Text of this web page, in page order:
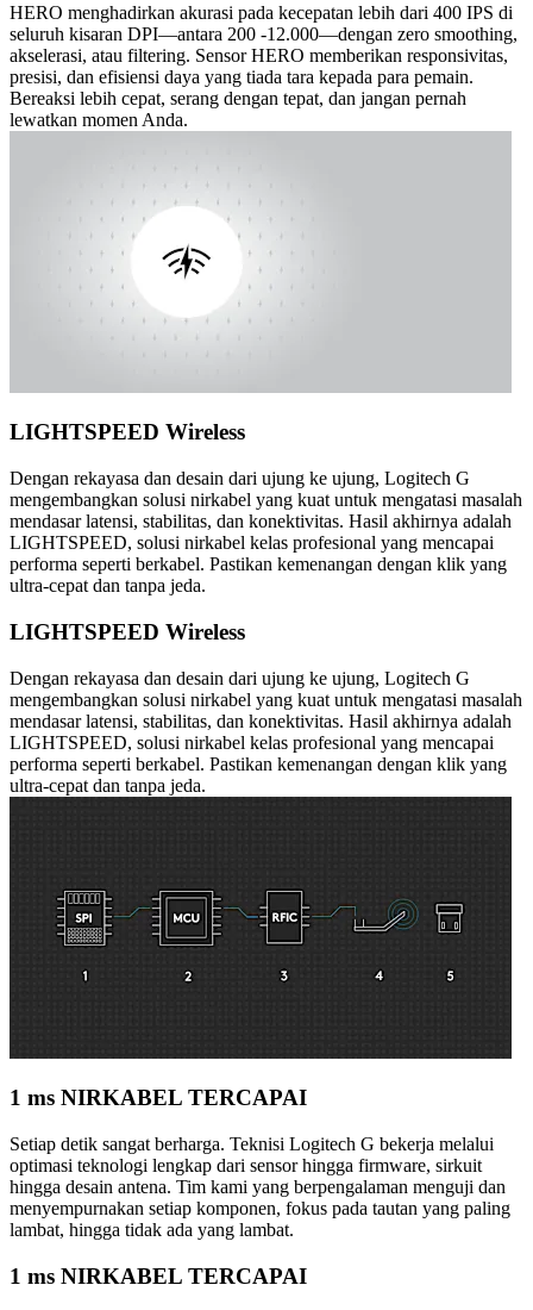
HERO menghadirkan akurasi pada kecepatan lebih dari 400 IPS di
seluruh kisaran DPI—antara 200 -12.000—dengan zero smoothing,
akselerasi, atau filtering. Sensor HERO memberikan responsivitas,
presisi, dan efisiensi daya yang tiada tara kepada para pemain.
Bereaksi lebih cepat, serang dengan tepat, dan jangan pernah
lewatkan momen Anda.
LIGHTSPEED Wireless
Dengan rekayasa dan desain dari ujung ke ujung, Logitech G
mengembangkan solusi nirkabel yang kuat untuk mengatasi masalah
mendasar latensi, stabilitas, dan konektivitas. Hasil akhirnya adalah
LIGHTSPEED, solusi nirkabel kelas profesional yang mencapai
performa seperti berkabel. Pastikan kemenangan dengan klik yang
ultra-cepat dan tanpa jeda.
LIGHTSPEED Wireless
Dengan rekayasa dan desain dari ujung ke ujung, Logitech G
mengembangkan solusi nirkabel yang kuat untuk mengatasi masalah
mendasar latensi, stabilitas, dan konektivitas. Hasil akhirnya adalah
LIGHTSPEED, solusi nirkabel kelas profesional yang mencapai
performa seperti berkabel. Pastikan kemenangan dengan klik yang
ultra-cepat dan tanpa jeda.
1 ms NIRKABEL TERCAPAI
Setiap detik sangat berharga. Teknisi Logitech G bekerja melalui
optimasi teknologi lengkap dari sensor hingga firmware, sirkuit
hingga desain antena. Tim kami yang berpengalaman menguji dan
menyempurnakan setiap komponen, fokus pada tautan yang paling
lambat, hingga tidak ada yang lambat.
1 ms NIRKABEL TERCAPAI